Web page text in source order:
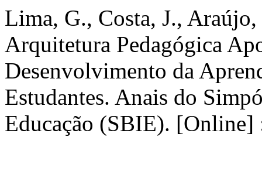
Lima, G., Costa, J.,
Arquitetura Pedagógica
Desenvolvimento da
Estudantes. Anais do
Educação (SBIE). [Online]